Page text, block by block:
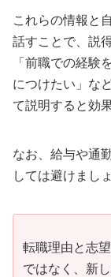
これらの情報と
話すことで、説
「前職での経験
につけたい」な
て説明すると効
なお、給与や通
しては避けましょ
転職理由と志
ではなく、新